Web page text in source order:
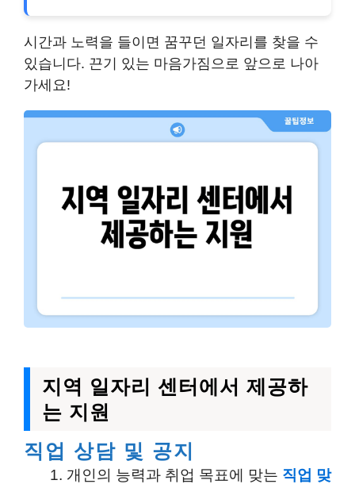
시간과 노력을 들이면 꿈꾸던 일자리를 찾을 수
있습니다. 끈기 있는 마음가짐으로 앞으로 나아
가세요!
지역 일자리 센터에서 제공하
는 지원
직업 상담 및 공지
개인의 능력과 취업 목표에 맞는 직업 맞